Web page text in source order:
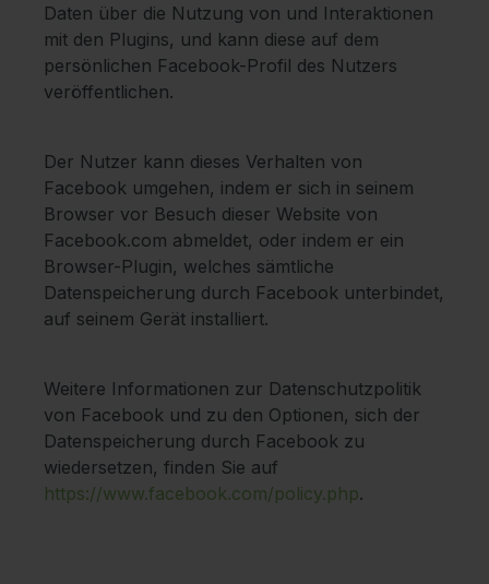
Daten über die Nutzung von und Interaktionen
mit den Plugins, und kann diese auf dem
persönlichen Facebook-Profil des Nutzers
veröffentlichen.
Der Nutzer kann dieses Verhalten von
Facebook umgehen, indem er sich in seinem
Browser vor Besuch dieser Website von
Facebook.com abmeldet, oder indem er ein
Browser-Plugin, welches sämtliche
Datenspeicherung durch Facebook unterbindet,
auf seinem Gerät installiert.
Weitere Informationen zur Datenschutzpolitik
von Facebook und zu den Optionen, sich der
Datenspeicherung durch Facebook zu
wiedersetzen, finden Sie auf
https://www.facebook.com/policy.php.